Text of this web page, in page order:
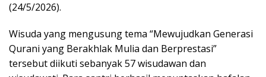
(24/5/2026).
Wisuda yang mengusung tema “Mewujudkan Generasi
Qurani yang Berakhlak Mulia dan Berprestasi”
tersebut diikuti sebanyak 57 wisudawan dan